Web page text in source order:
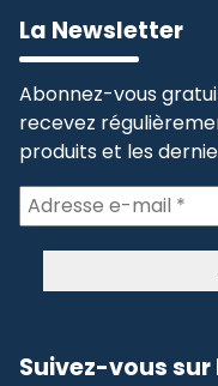
La Newsletter
Abonnez-vous
recevez
produits et les
Suivez-vous